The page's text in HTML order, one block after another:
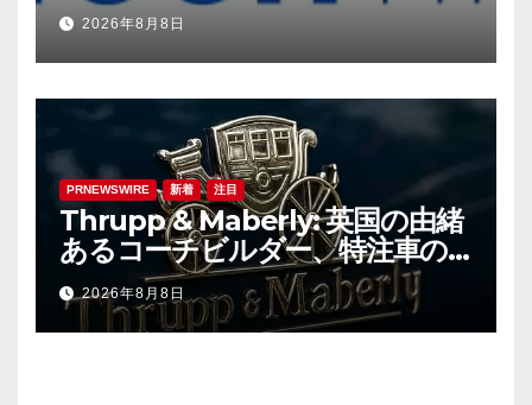
2026年8月8日
PRNEWSWIRE 新着 注目
Thrupp & Maberly: 英国の由緒
あるコーチビルダー、特注車の
新時代へ
2026年8月8日